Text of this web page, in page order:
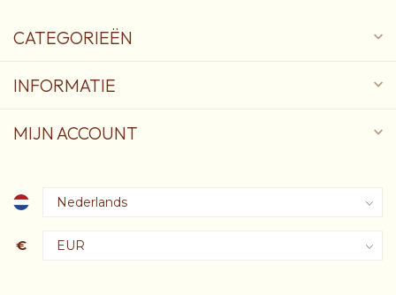
CATEGORIEËN
INFORMATIE
MIJN ACCOUNT
€